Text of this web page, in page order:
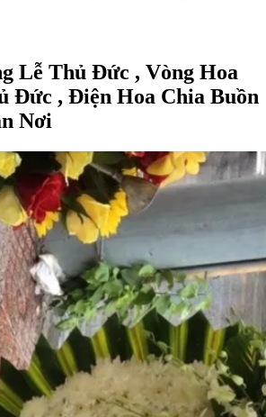
Lễ Thủ Đức , Vòng Hoa
Đức , Điện Hoa Chia Buồn
Nơi